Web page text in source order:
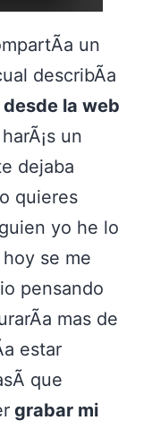
un
describÃ­a
la web
un
dejaba
quieres
yo he lo
se me
pensando
mas de
estar
que
grabar mi